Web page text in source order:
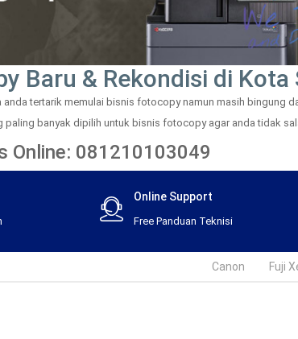
Baru & Rekondisi di Kota
tertarik memulai bisnis fotocopy namun masih bingung
paling banyak dipilih untuk bisnis fotocopy agar anda tidak
Online: 081210103049
Online Support
Free Panduan Teknisi
Canon Fuji